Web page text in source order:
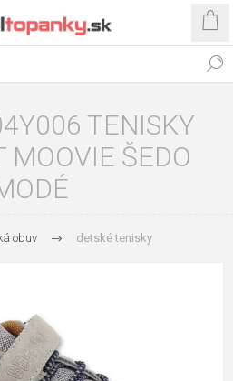
TENISKY
MOOVIE ŠEDO
obuv detské tenisky